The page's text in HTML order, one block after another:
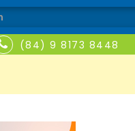
(84) 9 8173 8448